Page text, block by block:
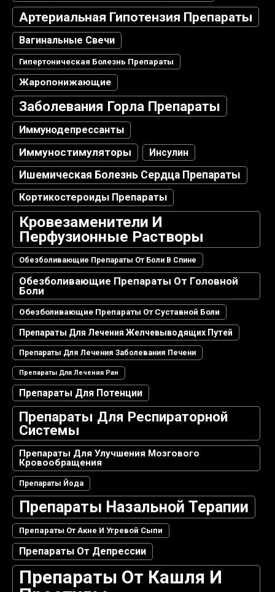
Артериальная Гипотензия Препараты
Вагинальные Свечи
Гипертоническая Болезнь Препараты
Жаропонижающие
Заболевания Горла Препараты
Иммунодепрессанты
Иммуностимуляторы Инсулин
Ишемическая Болезнь Сердца Препараты
Кортикостероиды Препараты
Кровезаменители И
Перфузионные Растворы
Обезболивающие Препараты От Боли В Спине
Обезболивающие Препараты От Головной
Боли
Обезболивающие Препараты От Суставной Боли
Препараты Для Лечения Желчевыводящих Путей
Препараты Для Лечения Заболевания Печени
Препараты Для Лечения Ран
Препараты Для Потенции
Препараты Для Респираторной
Системы
Препараты Для Улучшения Мозгового
Кровообращения
Препараты Йода
Препараты Назальной Терапии
Препараты От Акне И Угревой Сыпи
Препараты От Депрессии
Препараты От Кашля И